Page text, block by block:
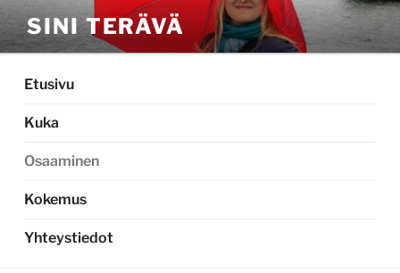
Siirry
sisältöönSINI TERÄVÄ
Etusivu
Kuka
Osaaminen
Kokemus
Yhteystiedot